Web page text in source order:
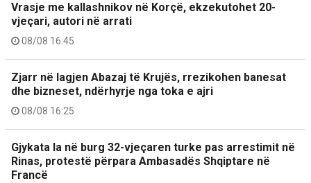
Vrasje me kallashnikov në Korçë, ekzekutohet 20-
vjeçari, autori në arrati
08/08 16:45
Zjarr në lagjen Abazaj të Krujës, rrezikohen banesat
dhe bizneset, ndërhyrje nga toka e ajri
08/08 16:25
Gjykata la në burg 32-vjeçaren turke pas arrestimit në
Rinas, protestë përpara Ambasadës Shqiptare në
Francë